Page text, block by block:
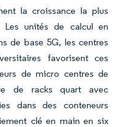
la croissance la plus
unités de calcul en
de base 5G, les centres
favorisent ces
de micro centres de
de racks quart avec
dans des conteneurs
clé en main en six